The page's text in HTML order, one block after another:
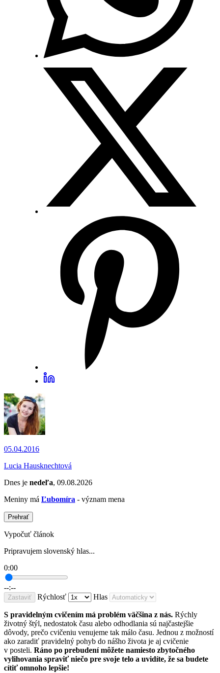
05.04.2016
Lucia Hausknechtová
Dnes je nedeľa, 09.08.2026
Meniny má Ľubomíra - význam mena
Prehrať
Vypočuť článok
Pripravujem slovenský hlas...
0:00
--:--
Zastaviť Rýchlosť Hlas
S pravidelným cvičením má problém väčšina z nás. Rýchly
životný štýl, nedostatok času alebo odhodlania sú najčastejšie
dôvody, prečo cvičeniu venujeme tak málo času. Jednou z možností
ako zaradiť pravidelný pohyb do nášho života je aj cvičenie
v posteli. Ráno po prebudení môžete namiesto zbytočného
vylihovania spraviť niečo pre svoje telo a uvidíte, že sa budete
cítiť omnoho lepšie!